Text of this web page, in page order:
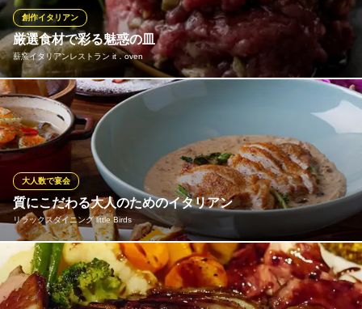
Bistro sourire
カジュアルビストロ
大阪メトロ長堀鶴見緑地線西大橋駅 徒歩2分
大阪府大阪市西区新町1-29-5
厳選食材で彩る魅惑の皿
薪窯イタリアンレストラン it．oven
創作イタリアン
体に優しいナチュラルフードや貴重な銘柄牛・なにわ黒牛など厳
選食材を使った多彩な皿を提供いたします。当店で仕入れる食材
は、食材にこだわり、旬の野菜をはじめ、イタリア産の最高級生
ハムやチーズ、新鮮魚介など、吟味した選りすぐりのものばか
り。四季折々の食材で彩る皿など魅惑の料理をご堪能ください。
薪窯イタリアンレストラン it．oven
ホテル内最旬イタリアン
大阪メトロ千日前線西長堀駅 徒歩2分
大阪府大阪市西区新町4-6-20
質にこだわる大人のためのイタリアン
リラックスダイニング little Birds
大人数で宴会
飲み会にぴったりのコースは、前菜盛り合わせ、お野菜のグリル
やパスタ、旬魚＆国産牛など厳選食材で彩る大満足の内容。人気
のチーズフォンデュコースはリーズナブル。ワンランク上の贅沢